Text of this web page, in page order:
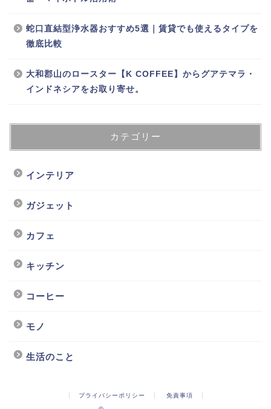
蛇口直結型浄水器おすすめ5選｜賃貸でも使えるタイプを
徹底比較
大和郡山のロースター【K COFFEE】からグアテマラ・
インドネシアをお取り寄せ。
カテゴリー
インテリア
ガジェット
カフェ
キッチン
コーヒー
モノ
生活のこと
プライバシーポリシー 免責事項